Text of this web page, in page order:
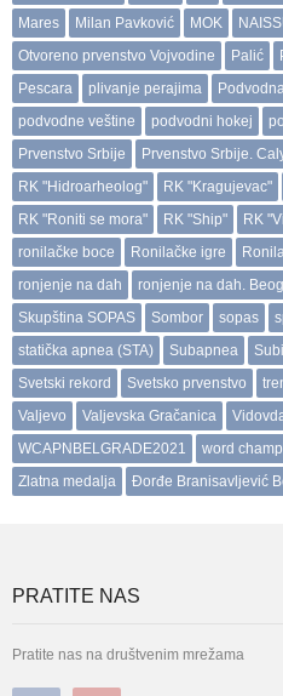
Mares
Milan Pavković MOK
Otvoreno prvenstvo Vojvodine
Palić
Pescara
plivanje perajima
podvodne veštine
podvodni hokej
Prvenstvo Srbije
Prvenstvo Srbije.
RK "Hidroarheolog"
RK "Kragujevac"
RK "Roniti se mora"
RK "Ship" RK
ronilačke boce
Ronilačke igre
ronjenje na dah
ronjenje na dah.
Skupština SOPAS
Sombor sopas
statička apnea (STA)
Subapnea
Svetski rekord
Svetsko prvenstvo
Valjevo
Valjevska Gračanica
WCAPNBELGRADE2021
word
Zlatna medalja
Đorđe Branisavljević
PRATITE NAS
Pratite nas na društvenim mrežama